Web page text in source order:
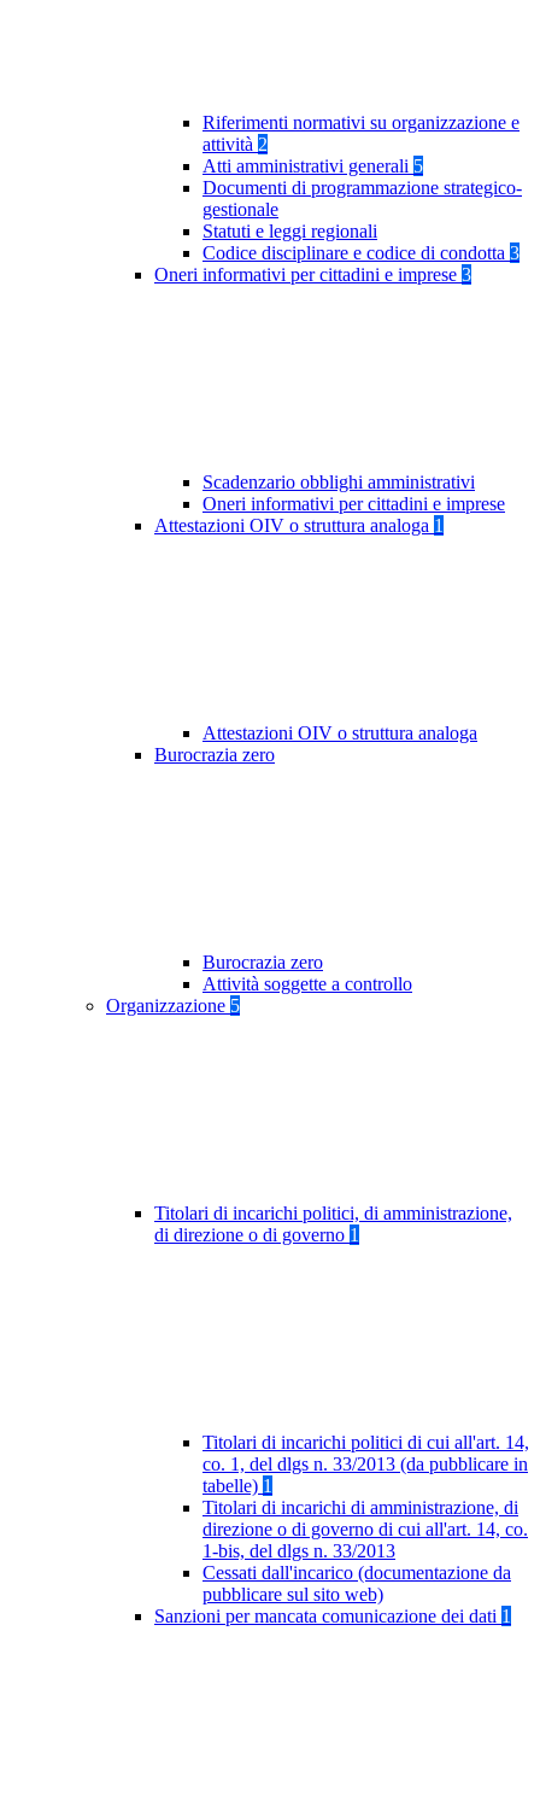
Riferimenti normativi su organizzazione e
attività 2
Atti amministrativi generali 5
Documenti di programmazione strategico-
gestionale
Statuti e leggi regionali
Codice disciplinare e codice di condotta 3
Oneri informativi per cittadini e imprese 3
Scadenzario obblighi amministrativi
Oneri informativi per cittadini e imprese
Attestazioni OIV o struttura analoga 1
Attestazioni OIV o struttura analoga
Burocrazia zero
Burocrazia zero
Attività soggette a controllo
Organizzazione 5
Titolari di incarichi politici, di amministrazione,
di direzione o di governo 1
Titolari di incarichi politici di cui all'art. 14,
co. 1, del dlgs n. 33/2013 (da pubblicare in
tabelle) 1
Titolari di incarichi di amministrazione, di
direzione o di governo di cui all'art. 14, co.
1-bis, del dlgs n. 33/2013
Cessati dall'incarico (documentazione da
pubblicare sul sito web)
Sanzioni per mancata comunicazione dei dati 1